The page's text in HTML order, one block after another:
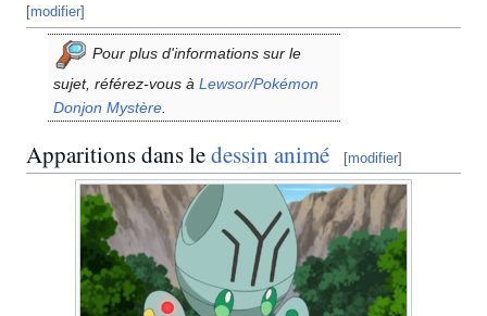
[modifier]
Pour plus d'informations sur le
sujet, référez-vous à Lewsor/Pokémon
Donjon Mystère
Apparitions dans ledessin animé [modifier]